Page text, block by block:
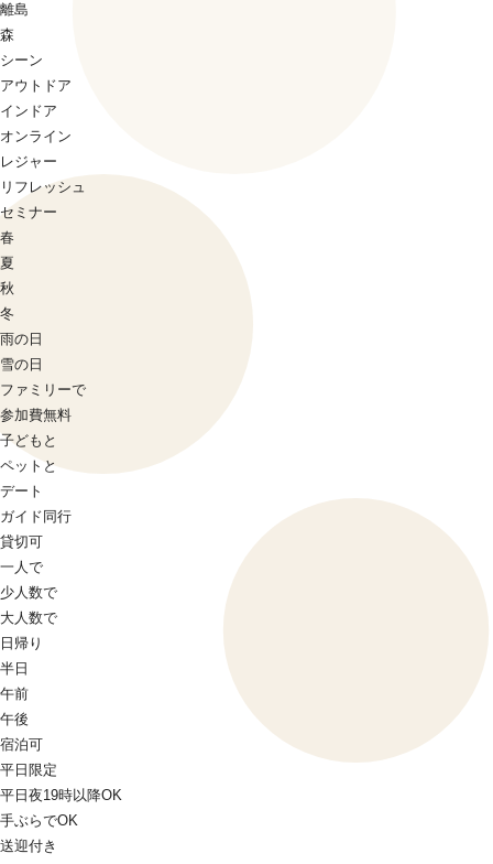
離島
森
シーン
アウトドア
インドア
オンライン
レジャー
リフレッシュ
セミナー
春
夏
秋
冬
雨の日
雪の日
ファミリーで
参加費無料
子どもと
ペットと
デート
ガイド同行
貸切可
一人で
少人数で
大人数で
日帰り
半日
午前
午後
宿泊可
平日限定
平日夜19時以降OK
手ぶらでOK
送迎付き